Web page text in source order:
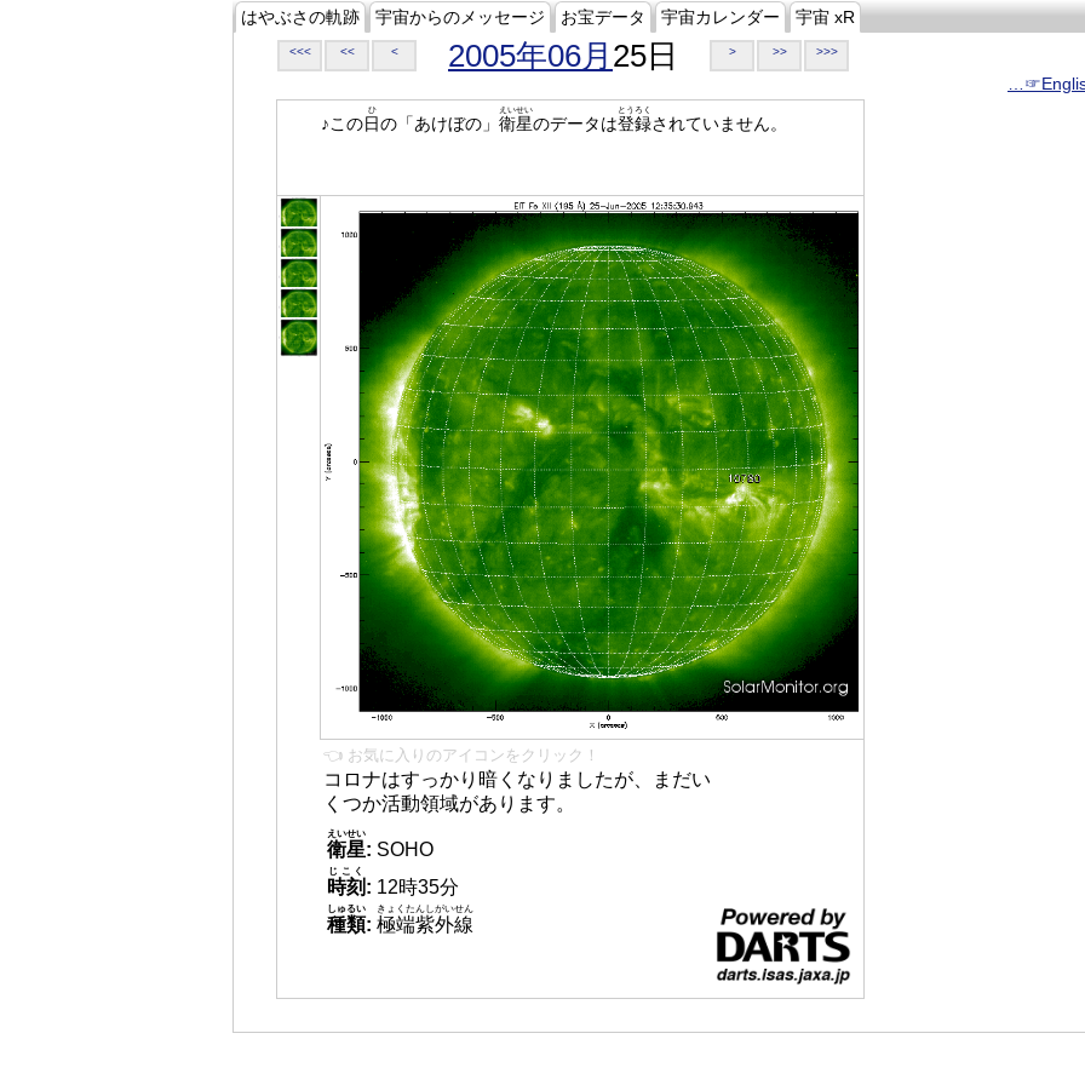
はやぶさの軌跡 宇宙からのメッセージ お宝データ 宇宙カレンダー 宇宙 xR
<<< << < 2005年06月 25日 > >> >>>
♪この日
ひ
の「あけぼの」 衛星
えいせい
のデータは登録
とうろく
されていません。
👈 お気に入りのアイコンをクリック！
コロナはすっかり暗くなりましたが、まだい
くつか活動領域があります。
衛星
えいせい
: SOHO
時刻
じこく
: 12時35分
種類
しゅるい
: 極端紫外線
きょくたんしがいせん